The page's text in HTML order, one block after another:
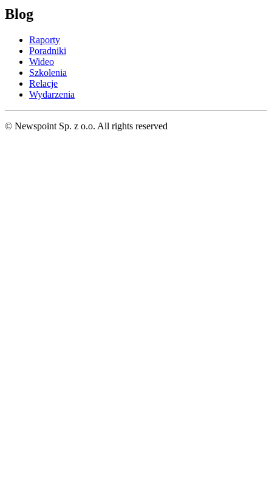
Blog
Raporty
Poradniki
Wideo
Szkolenia
Relacje
Wydarzenia
© Newspoint Sp. z o.o. All rights reserved